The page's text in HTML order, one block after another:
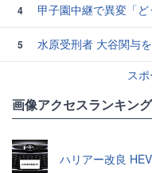
4 甲子園中継で異変「ど
5
水原受刑者 大谷関与
ス
画像アクセスランキング
ハリアー改良